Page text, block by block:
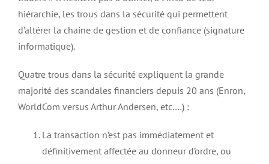
hiérarchie, les trous dans la sécurité qui permettent
d’altérer la chaine de gestion et de confiance (signature
informatique).
Quatre trous dans la sécurité expliquent la grande
majorité des scandales financiers depuis 20 ans (Enron,
WorldCom versus Arthur Andersen, etc.…) :
La transaction n’est pas immédiatement et
définitivement affectée au donneur d’ordre, ou